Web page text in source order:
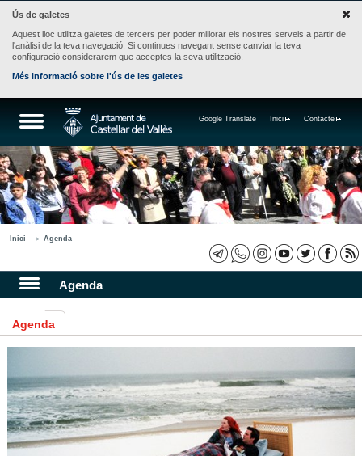
Ús de galetes
Aquest lloc utilitza galetes de tercers per poder millorar els nostres serveis a partir de
l'anàlisi de la teva navegació. Si continues navegant sense canviar la teva
configuració considerarem que acceptes la seva utilització.
Més informació sobre l'ús de les galetes
Contacte
Inici
Google Translate
Inici Agenda
Agenda
Agenda